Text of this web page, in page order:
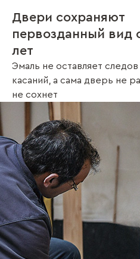
Двери сохраняют
первозданный вид
лет
Эмаль не оставляет следов
касаний, а сама дверь не
не сохнет